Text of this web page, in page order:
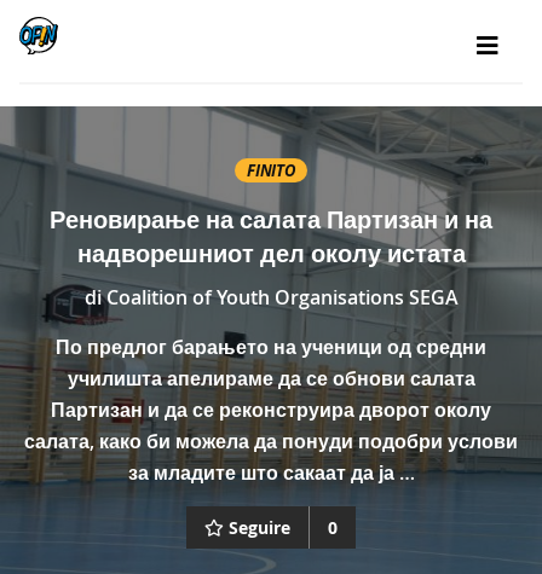
FINITO
Реновирање на салата Партизан и на
надворешниот дел околу истата
diCoalition of Youth Organisations SEGA
По предлог барањето на ученици од средни
училишта апелираме да се обнови салата
Партизан и да се реконструира дворот околу
салата, како би можела да понуди подобри услови
за младите што сакаат да ја …
Seguire 0